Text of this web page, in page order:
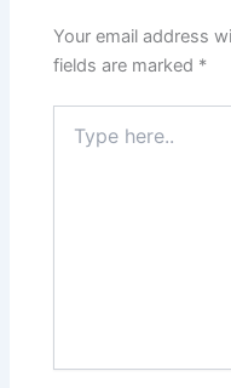
Your email address
fields are marked *
here..